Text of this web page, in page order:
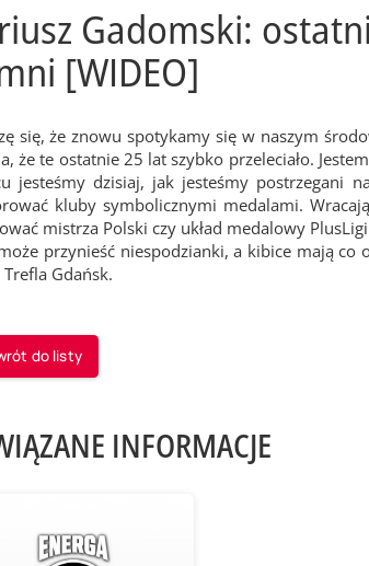
Gadomski:
[WIDEO]
się, że znowu spotykamy się w naszym
że te ostatnie 25 lat szybko przeleciało.
jesteśmy dzisiaj, jak jesteśmy postrzegani
kluby symbolicznymi medalami.
mistrza Polski czy układ medalowy
przynieść niespodzianki, a kibice mają co
Trefla Gdańsk.
do listy
INFORMACJE